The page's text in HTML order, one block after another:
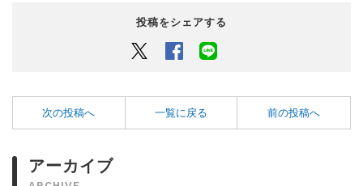
投稿をシェアする
Twitter Facebook
次の投稿へ 一覧に戻る 前の投稿へ
アーカイブ